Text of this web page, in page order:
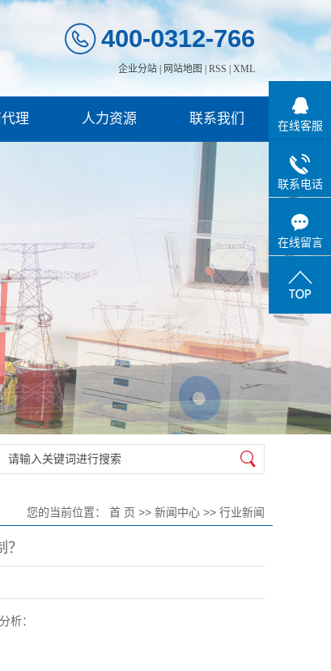
400-0312-766
企业分站 网站地图 RSS XML
理 人力资源 联系我们
您的当前位置： 首 页 >> 新闻中心 >> 行业新闻
析：
在线客服
联系电话
在线留言